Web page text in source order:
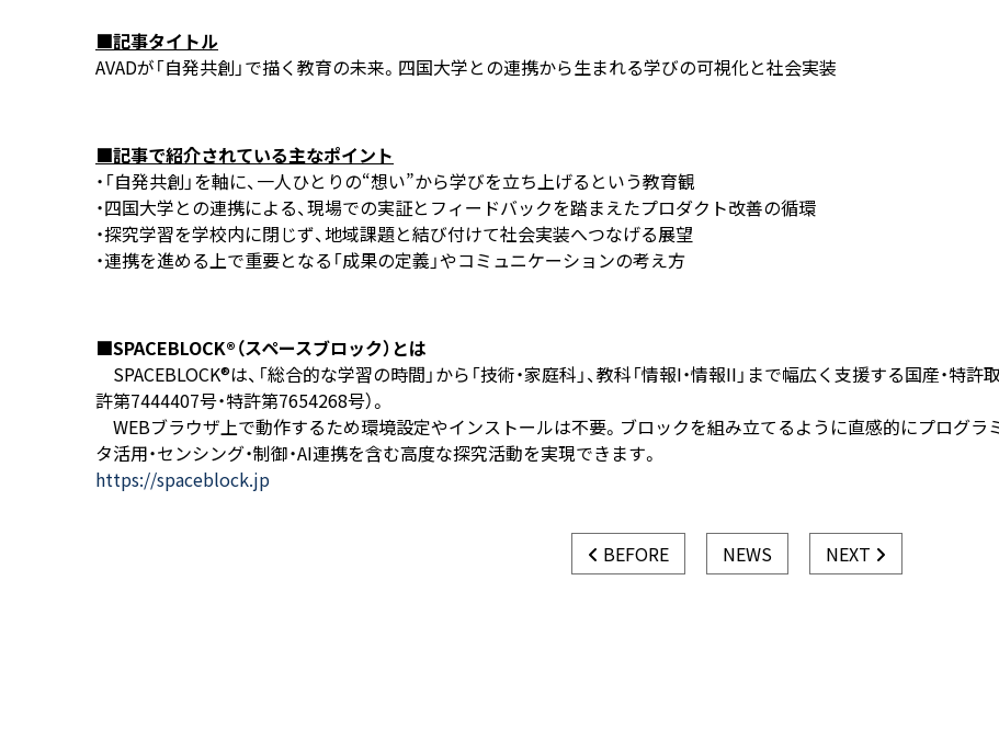
■記事タイトル
AVADが「自発共創」で描く教育の未来。四国大学との連携から生まれる学びの可視化と社会実装
■記事で紹介されている主なポイント
・「自発共創」を軸に、一人ひとりの“想い”から学びを立ち上げるという教育観
・四国大学との連携による、現場での実証とフィードバックを踏まえたプロダクト改善の循環
・探究学習を学校内に閉じず、地域課題と結び付けて社会実装へつなげる展望
・連携を進める上で重要となる「成果の定義」やコミュニケーションの考え方
■SPACEBLOCK®（スペースブロック）とは
SPACEBLOCK®は、「総合的な学習の時間」から「技術・家庭科」、教科「情報I・情報II」まで幅広く支援する国産・特
許第7444407号・特許第7654268号）。
WEBブラウザ上で動作するため環境設定やインストールは不要。ブロックを組み立てるように直感的にプログラ
タ活用・センシング・制御・AI連携を含む高度な探究活動を実現できます。
https://spaceblock.jp
BEFORE NEWS NEXT